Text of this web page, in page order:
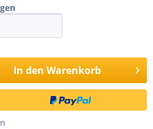
In den Warenkorb